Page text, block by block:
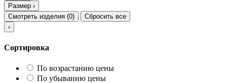
Размер ›
Смотреть изделия (0)
Сбросить все
‹
Сортировка
По возрастанию цены
По убыванию цены